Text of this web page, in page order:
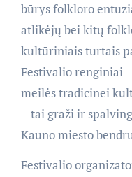
būrys folkloro
atlikėjų bei kitų
kultūriniais turtais
Festivalio renginiai
meilės tradicinei
– tai graži ir
Kauno miesto
Festivalio